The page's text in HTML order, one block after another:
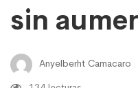
sin
Anyelberht Camacaro